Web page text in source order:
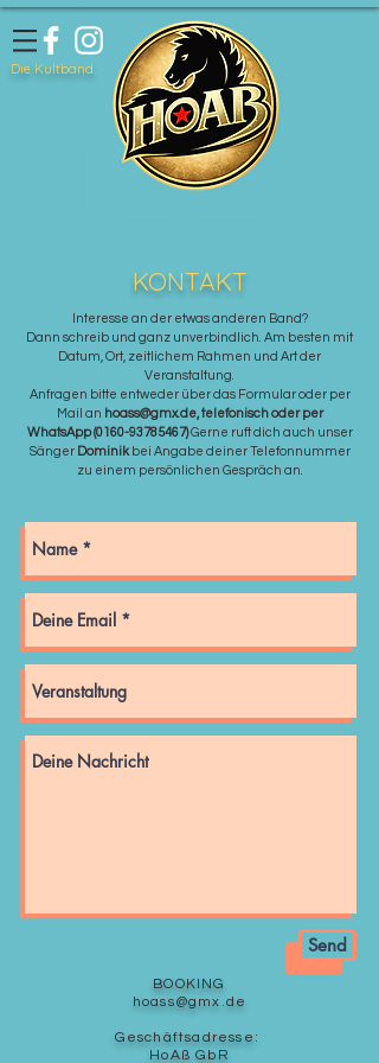
Die Kultband.
KONTAKT
Interesse an der etwas anderen Band?
Dann schreib und ganz unverbindlich. Am besten mit
Datum, Ort, zeitlichem Rahmen und Art der
Veranstaltung.
Anfragen bitte entweder über das Formular oder per
Mail an hoass@gmx.de, telefonisch oder per
WhatsApp(0160-93785467) Gerne ruft dich auch unser
SängerDominik bei Angabe deiner Telefonnummer
zu einem persönlichen Gespräch an.
Send
BOOKING
hoass@gmx.de
Geschäftsadresse:
HoAß GbR